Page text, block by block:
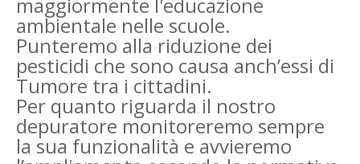
ambientale nelle scuole.
Punteremo alla riduzione dei
pesticidi che sono causa anch’essi di
Tumore tra i cittadini.
Per quanto riguarda il nostro
depuratore monitoreremo sempre
la sua funzionalità e avvieremo